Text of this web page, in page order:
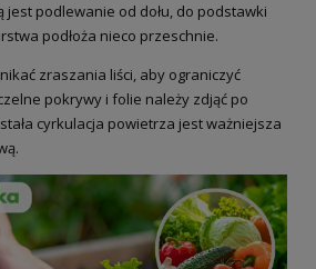
jest podlewanie od dołu, do podstawki
podłoża nieco przeschnie.
zraszania liści, aby ograniczyć
pokrywy i folie należy zdjąć po
cyrkulacja powietrza jest ważniejsza